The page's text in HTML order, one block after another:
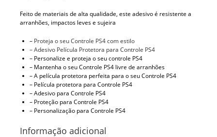
Feito de materiais de alta qualidade, este adesivo é resistente a
arranhões, impactos leves e sujeira
– Proteja o seu Controle PS4 com estilo
– Adesivo Película Protetora para Controle PS4
– Personalize e proteja o seu controle PS4
– Mantenha o seu Controle PS4 livre de arranhões
– A película protetora perfeita para o seu Controle PS4
– Película protetora para Controle PS4
– Adesivo para Controle PS4
– Proteção para Controle PS4
– Personalização para Controle PS4
Informação adicional